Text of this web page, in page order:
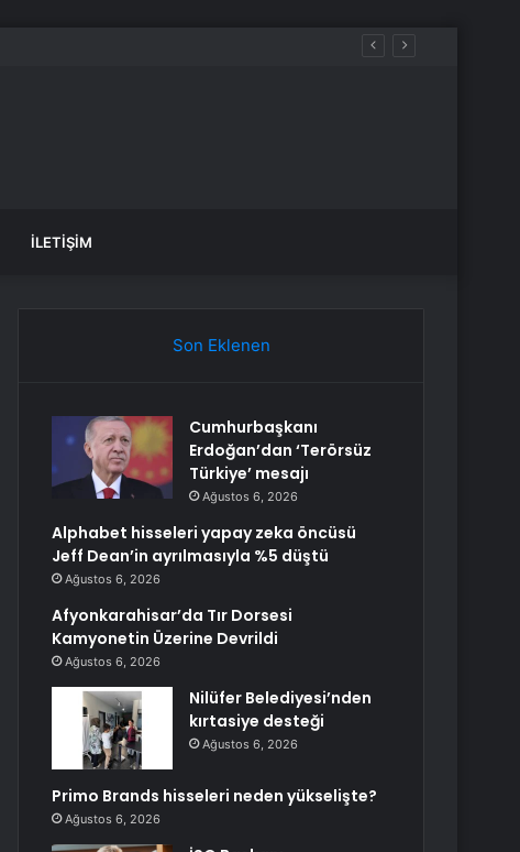
İLETIŞIM
Son Eklenen
Cumhurbaşkanı
Erdoğan’dan ‘Terörsüz
Türkiye’ mesajı
Ağustos 6, 2026
Alphabet hisseleri yapay zeka öncüsü
Jeff Dean’in ayrılmasıyla %5 düştü
Ağustos 6, 2026
Afyonkarahisar’da Tır Dorsesi
Kamyonetin Üzerine Devrildi
Ağustos 6, 2026
Nilüfer Belediyesi’nden
kırtasiye desteği
Ağustos 6, 2026
Primo Brands hisseleri neden yükselişte?
Ağustos 6, 2026